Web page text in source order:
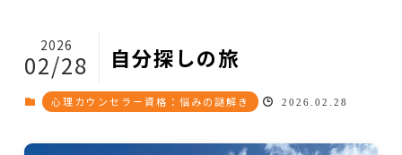
自分探しの旅
2026
02/28
心理カウンセラー資格：悩みの謎解き 2026.02.28